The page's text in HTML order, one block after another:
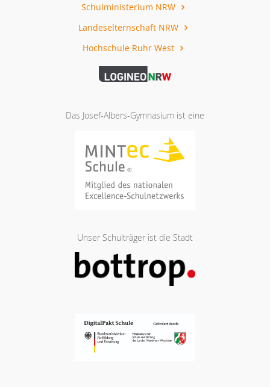
Schulministerium NRW
Landeselternschaft NRW
Hochschule Ruhr West
Das Josef-Albers-Gymnasium ist eine
Unser Schulträger ist die Stadt